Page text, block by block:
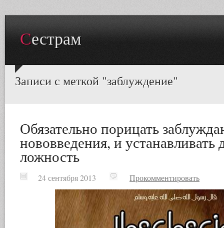
Сестрам
Записи с меткой "заблуждение"
Обязательно порицать
нововведения, и устанавливать
ложность
24 сентября 2013 Прокомментировать